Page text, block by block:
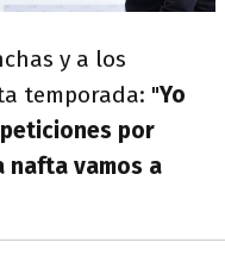
y a los
temporada: "Yo
por
nafta vamos a